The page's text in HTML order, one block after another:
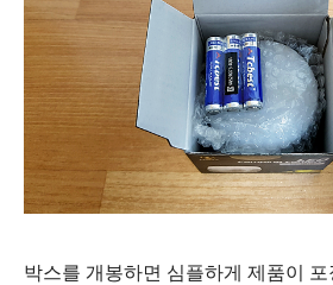
박스를 개봉하면 심플하게 제품이